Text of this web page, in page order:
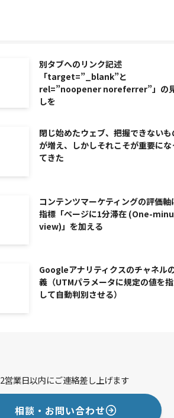
別タブへのリンク記述
「target=”_blank”と
rel=”noopener noreferrer”」の
しを
閉じ始めたウェブ、把握できないも
が増え、しかしそれこそが重要にな
てきた
コンテンツマーケティングの評価軸
指標「ページに1分滞在 (One-
view)」を加える
Googleアナリティクスのチャネル
義（UTMパラメータに規定の値を
して自動判別させる）
2営業日以内にご連絡差し上げます
相談・お問い合わせ